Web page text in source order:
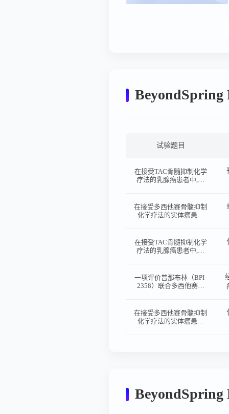
BeyondSpring
试验题目
在接受TAC骨髓抑制化学
疗法的乳腺癌患者中,评
症持续时间
在接受多西他赛骨髓抑制
化学疗法的实体瘤患者
胞减少症持续时间
在接受TAC骨髓抑制化学
疗法的乳腺癌患者中,评
症持续时间
一项评价普那布林（BPI-
2358）联合多西他赛治
的I期临床试验
在接受多西他赛骨髓抑制
化学疗法的实体瘤患者
BeyondSpring